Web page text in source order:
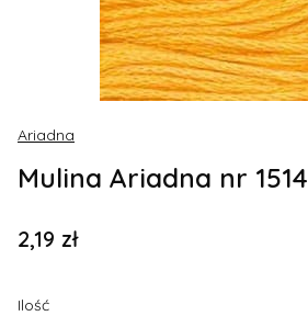
Ariadna
Mulina Ariadna nr 1514
Cena
2,19 zł
Ilość